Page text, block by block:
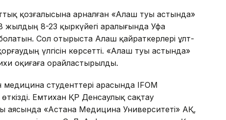
қозғалысына арналған «Алаш туы астында»
жылдың 8-23 қыркүйегі аралығында Уфа
Сол отырыста Алаш қайраткерлері ұлт-
үлгісін көрсетті. «Алаш туы астында»
оқиғаға орайластырылды.
студенттері арасында IFOM
Емтихан ҚР Денсаулық сақтау
аясында «Астана Медицина Университеті» АҚ,